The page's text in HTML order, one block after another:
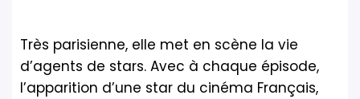
Très parisienne, elle met en scène la vie
d’agents de stars. Avec à chaque épisode,
l’apparition d’une star du cinéma Français,